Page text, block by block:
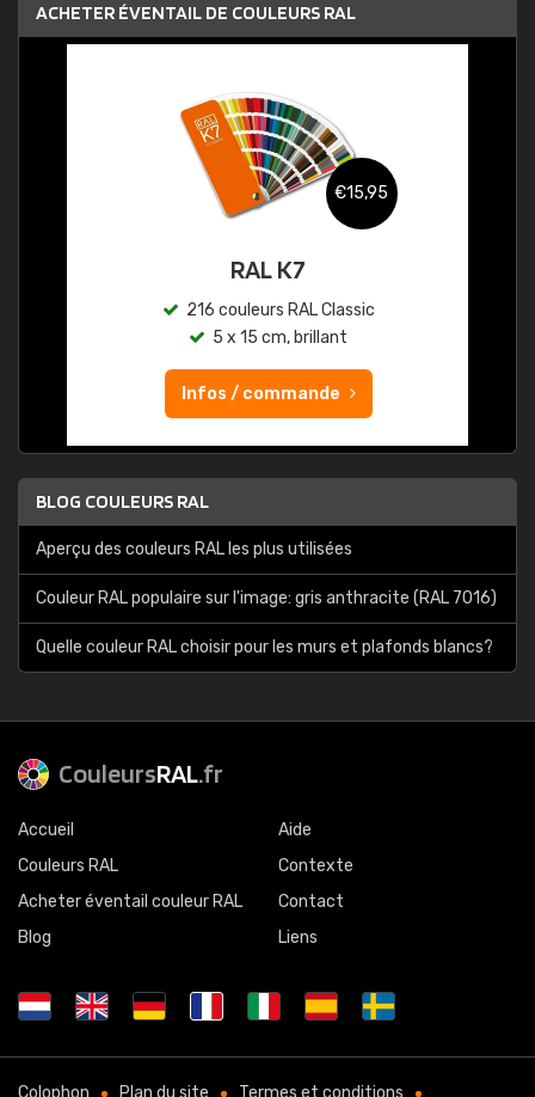
ACHETER ÉVENTAIL DE COULEURS RAL
€15,95
RAL K7
216 couleurs RAL Classic
5 x 15 cm, brillant
Infos / commande
BLOG COULEURS RAL
Aperçu des couleurs RAL les plus utilisées
Couleur RAL populaire sur l'image: gris anthracite (RAL 7016)
Quelle couleur RAL choisir pour les murs et plafonds blancs?
CouleursRAL.fr
Accueil
Couleurs RAL
Acheter éventail couleur RAL
Blog
Aide
Contexte
Contact
Liens
Colophon Plan du site Termes et conditions